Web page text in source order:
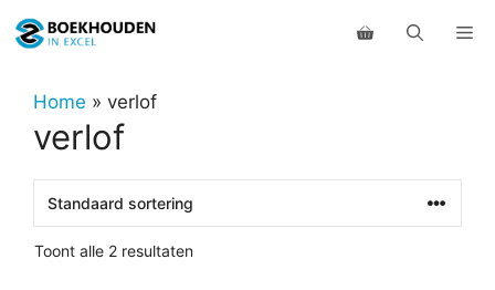
naar
inhoudHome » verlof
verlof
Toont alle 2 resultaten